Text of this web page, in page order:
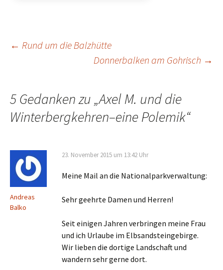
Beitrags-
← Rund um die Balzhütte
Donnerbalken am Gohrisch →
5 Gedanken zu „Axel M. und die
Winterbergkehren–eine Polemik“
Andreas
Balko
23. November 2015 um 13:42 Uhr
Meine Mail an die Nationalparkverwaltung:
Sehr geehrte Damen und Herren!
Seit einigen Jahren verbringen meine Frau
und ich Urlaube im Elbsandsteingebirge.
Wir lieben die dortige Landschaft und
wandern sehr gerne dort.